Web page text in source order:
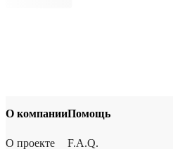
О компании
О проекте
Помощь
F.A.Q.